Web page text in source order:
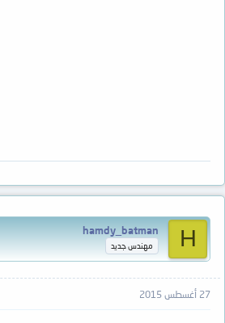
H
hamdy_batman
مهندس جديد
27 أغسطس 2015